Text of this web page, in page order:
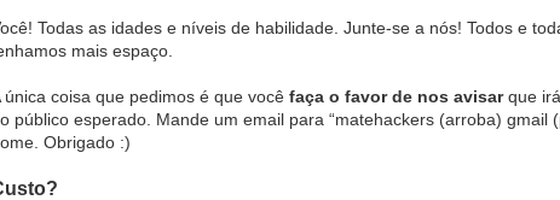
Todas as idades e níveis de habilidade. Junte-se a nós! Todos e
mais espaço.
única coisa que pedimos é que você faça o favor de nos avisarque
público esperado. Mande um email para “matehackers (arroba) gmail
Obrigado :)